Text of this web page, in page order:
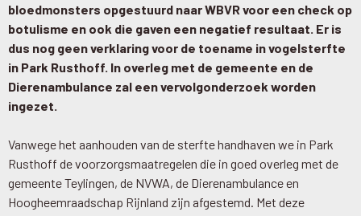
bloedmonsters opgestuurd naar WBVR voor een check op
botulisme en ook die gaven een negatief resultaat. Er is
dus nog geen verklaring voor de toename in vogelsterfte
in Park Rusthoff. In overleg met de gemeente en de
Dierenambulance zal een vervolgonderzoek worden
ingezet.
Vanwege het aanhouden van de sterfte handhaven we in Park
Rusthoff de voorzorgsmaatregelen die in goed overleg met de
gemeente Teylingen, de NVWA, de Dierenambulance en
Hoogheemraadschap Rijnland zijn afgestemd. Met deze